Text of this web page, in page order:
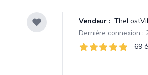
Vendeur :
Évaluations
69 sur 5 étoiles 69